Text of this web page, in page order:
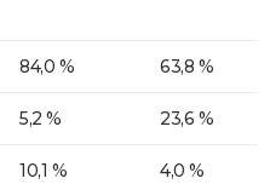
84,0 % 63,8 %
5,2 % 23,6 %
10,1 % 4,0 %